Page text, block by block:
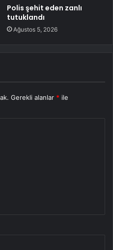
Polis şehit eden zanlı
tutuklandı
Ağustos 5, 2026
Gerekli alanlar * ile